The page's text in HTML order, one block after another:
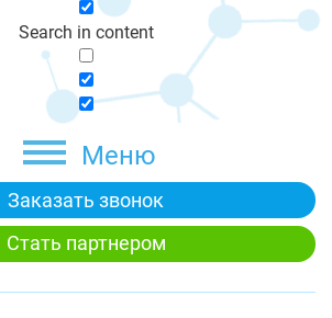
Search in content
Меню
Заказать звонок
Стать партнером